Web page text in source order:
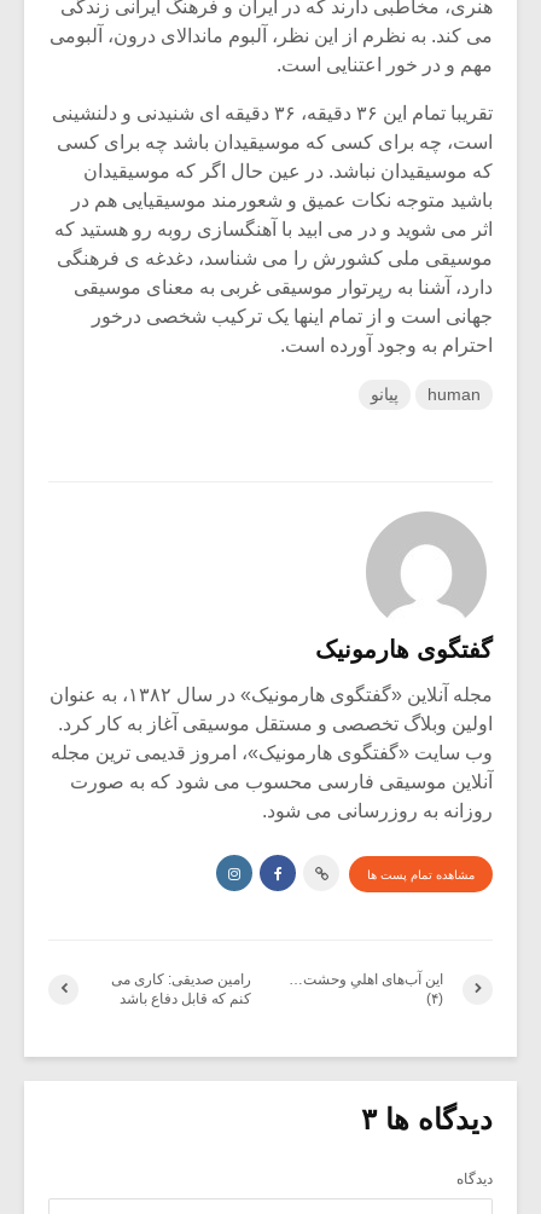
هنری، مخاطبی دارند که در ایران و فرهنگ ایرانی زندگی
می کند. به نظرم از این نظر، آلبوم ماندالای درون، آلبومی
مهم و در خور اعتنایی است.
تقریبا تمام این ۳۶ دقیقه، ۳۶ دقیقه ای شنیدنی و دلنشینی
است، چه برای کسی که موسیقیدان باشد چه برای کسی
که موسیقیدان نباشد. در عین حال اگر که موسیقیدان
باشید متوجه نکات عمیق و شعورمند موسیقیایی هم در
اثر می شوید و در می ابید با آهنگسازی روبه رو هستید که
موسیقی ملی کشورش را می شناسد، دغدغه ی فرهنگی
دارد، آشنا به رپرتوار موسیقی غربی به معنای موسیقی
جهانی است و از تمام اینها یک ترکیب شخصی درخور
احترام به وجود آورده است.
human پیانو
گفتگوی هارمونیک
مجله آنلاین «گفتگوی هارمونیک» در سال ۱۳۸۲، به عنوان
اولین وبلاگ تخصصی و مستقل موسیقی آغاز به کار کرد.
وب سایت «گفتگوی هارمونیک»، امروز قدیمی ترین مجله
آنلاین موسیقی فارسی محسوب می شود که به صورت
روزانه به روزرسانی می شود.
مشاهده تمام پست ها
رامین صدیقی: کاری می
کنم که قابل دفاع باشد
این آب‌های اهلیِ وحشت…
(۴)
دیدگاه ها ۳
دیدگاه